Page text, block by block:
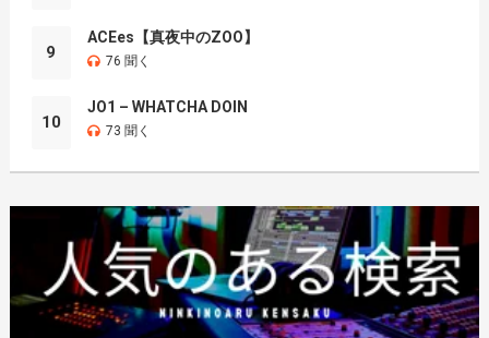
9
ACEes【真夜中のZOO】
76 聞く
10
JO1 – WHATCHA DOIN
73 聞く